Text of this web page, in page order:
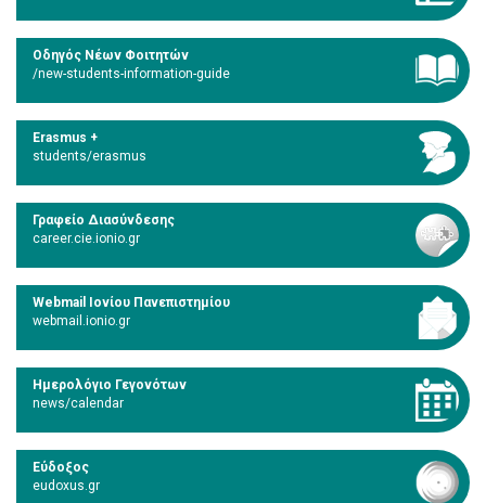
Οδηγός Νέων Φοιτητών
/new-students-information-guide
Erasmus +
students/erasmus
Γραφείο Διασύνδεσης
career.cie.ionio.gr
Webmail Ιονίου Πανεπιστημίου
webmail.ionio.gr
Ημερολόγιο Γεγονότων
news/calendar
Εύδοξος
eudoxus.gr